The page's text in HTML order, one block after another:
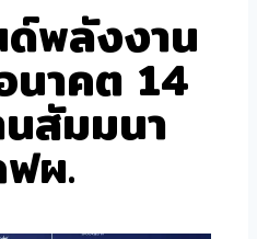
ด์พลังงาน
นาคต 14
สัมมนา
ผ.